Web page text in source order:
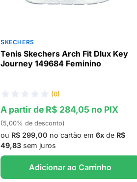
SKECHERS
Tenis Skechers Arch Fit Dlux Key
Journey 149684 Feminino
(0)
A partir de R$ 284,05 no PIX
(5,00% de desconto)
ou R$ 299,00 no cartão em 6xde R$
49,83sem juros
Adicionar ao Carrinho